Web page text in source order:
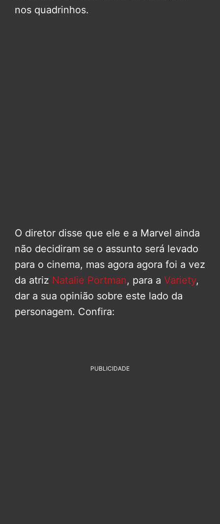
nos quadrinhos.
O diretor disse que ele e a Marvel ainda
não decidiram se o assunto será levado
para o cinema, mas agora agora foi a vez
da atriz Natalie Portman, para a Variety,
dar a sua opinião sobre este lado da
personagem. Confira:
PUBLICIDADE